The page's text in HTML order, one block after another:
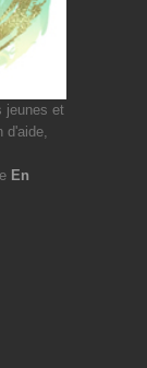
jeunes et
d'aide,
En